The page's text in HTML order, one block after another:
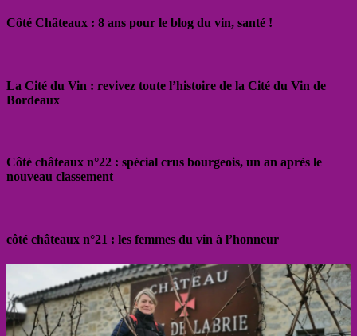
Côté Châteaux : 8 ans pour le blog du vin, santé !
La Cité du Vin : revivez toute l’histoire de la Cité du Vin de
Bordeaux
Côté châteaux n°22 : spécial crus bourgeois, un an après le
nouveau classement
côté châteaux n°21 : les femmes du vin à l’honneur